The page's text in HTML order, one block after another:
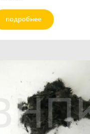
подробнее